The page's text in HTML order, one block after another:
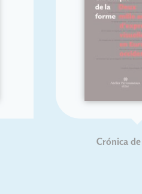
Crónica de la forma